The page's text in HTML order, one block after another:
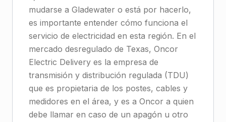
mudarse a Gladewater o está por hacerlo,
es importante entender cómo funciona el
servicio de electricidad en esta región. En el
mercado desregulado de Texas, Oncor
Electric Delivery es la empresa de
transmisión y distribución regulada (TDU)
que es propietaria de los postes, cables y
medidores en el área, y es a Oncor a quien
debe llamar en caso de un apagón u otro